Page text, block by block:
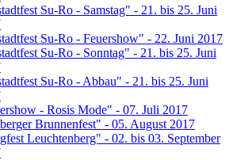
Su-Ro - Samstag" - 21. bis 25. Juni
Su-Ro - Feuershow" - 22. Juni 2017
Su-Ro - Sonntag" - 21. bis 25. Juni
Su-Ro - Abbau" - 21. bis 25. Juni
- Rosis Mode" - 07. Juli 2017
Brunnenfest" - 05. August 2017
Leuchtenberg" - 02. bis 03. September